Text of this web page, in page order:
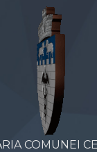
COMUNEI